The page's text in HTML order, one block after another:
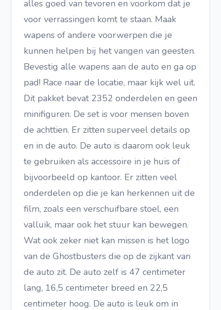
alles goed van tevoren en voorkom dat je
voor verrassingen komt te staan. Maak
wapens of andere voorwerpen die je
kunnen helpen bij het vangen van geesten.
Bevestig alle wapens aan de auto en ga op
pad! Race naar de locatie, maar kijk wel uit.
Dit pakket bevat 2352 onderdelen en geen
minifiguren. De set is voor mensen boven
de achttien. Er zitten superveel details op
en in de auto. De auto is daarom ook leuk
te gebruiken als accessoire in je huis of
bijvoorbeeld op kantoor. Er zitten veel
onderdelen op die je kan herkennen uit de
film, zoals een verschuifbare stoel, een
valluik, maar ook het stuur kan bewegen.
Wat ook zeker niet kan missen is het logo
van de Ghostbusters die op de zijkant van
de auto zit. De auto zelf is 47 centimeter
lang, 16,5 centimeter breed en 22,5
centimeter hoog. De auto is leuk om in